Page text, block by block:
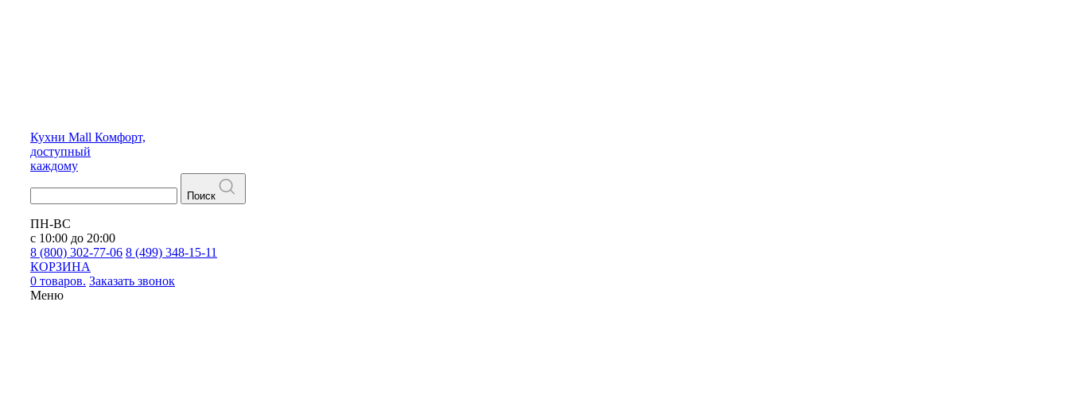
Кухни Mall Комфорт,
доступный
каждому
Поиск
ПН-ВС
с 10:00 до 20:00
8 (800) 302-77-06 8 (499) 348-15-11
КОРЗИНА
0 товаров. Заказать звонок
Меню